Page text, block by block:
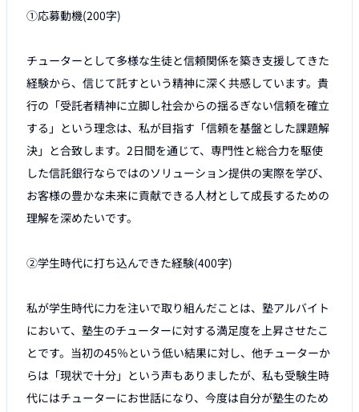
①応募動機(200字)
チューターとして多様な生徒と信頼関係を築き支援してきた
経験から、信じて託すという精神に深く共感しています。貴
行の「受託者精神に立脚し社会からの揺るぎない信頼を確立
する」という理念は、私が目指す「信頼を基盤とした課題解
決」と合致します。2日間を通じて、専門性と総合力を駆使
した信託銀行ならではのソリューション提供の実際を学び、
お客様の豊かな未来に貢献できる人材として成長するための
理解を深めたいです。
②学生時代に打ち込んできた経験(400字)
私が学生時代に力を注いで取り組んだことは、塾アルバイト
において、塾生のチューターに対する満足度を上昇させたこ
とです。当初の45％という低い結果に対し、他チューターか
らは「現状で十分」という声もありましたが、私も受験生時
代にはチューターにお世話になり、今度は自分が塾生のため